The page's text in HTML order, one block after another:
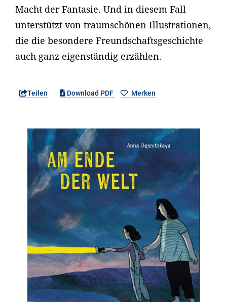
Macht der Fantasie. Und in diesem Fall
unterstützt von traumschönen Illustrationen,
die die besondere Freundschaftsgeschichte
auch ganz eigenständig erzählen.
Teilen Download PDF Merken